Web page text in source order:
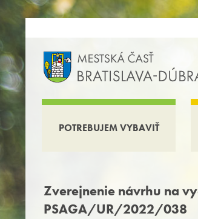
POTREBUJEM VYBAVIŤ
Zverejnenie návrhu na
PSAGA/UR/2022/038